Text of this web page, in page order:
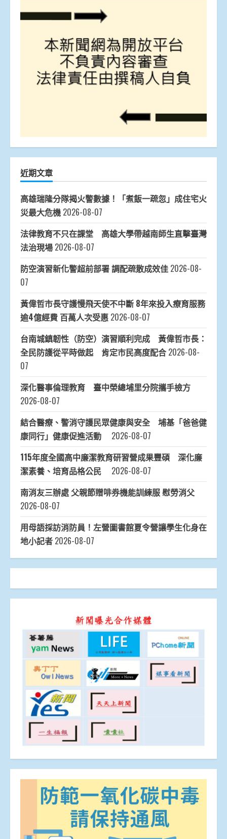
近期文章
高雄瑞隆分隊揭火警數據！「煮飯一疏忽」成住宅火
災最大危機 2026-08-07
法律教育不只在課堂 高雄大學帶越南師生直擊臺灣
法治現場 2026-08-07
防空演習新化警超前部署 調配疏散成效佳 2026-08-
07
黃偉哲市長守護慢飛天使不中斷 8年來投入療育服務
逾4億經費 百萬人次受惠 2026-08-07
台南城鎮韌性（防空）演習順利完成 黃偉哲市長：
全民防護從平時做起 肯定市民高度配合 2026-08-
07
深化醫事倫理教育 臺中榮總埔里分院攜手檢方
2026-08-07
結合醫療、警消守護民眾健康與安全 埔基「爸爸健
康同行」健康促進活動
2026-08-07
115年度全國高中廉潔教育研習營成果豐碩 深化廉
潔素養、培育品格公民
2026-08-07
南消友三辦處 父親節贈啡券機能訓練服 慰勞消父
2026-08-07
用母語採訪消防員！左營圖書館夏令營讓學生化身在
地小記者 2026-08-07